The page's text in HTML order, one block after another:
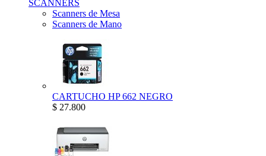
SCANNERS
Scanners de Mesa
Scanners de Mano
CARTUCHO HP 662 NEGRO
$ 27.800